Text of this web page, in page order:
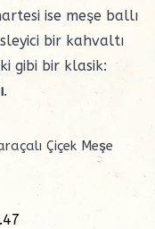
ise meşe ballı
bir kahvaltı
gibi bir klasik:
.
Çiçek Meşe